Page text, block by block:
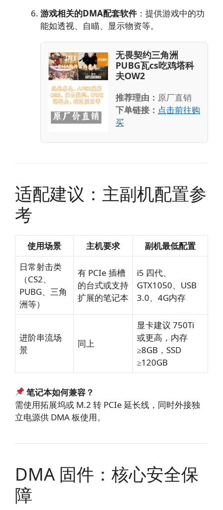
游戏相关的DMA配套软件 ：提供游戏中的功
能如透视、自瞄、显示物资等。
无畏契约三角洲
PUBG瓦cs吃鸡塔科
夫OW2
推荐理由： 原厂直销
下单链接： 点击前往购
买
适配建议：主副机配置参
考
使用场景 主机要求
副机最低配置
日常射击类
（CS2、
PUBG、三角
洲等）
有 PCIe 插槽
的台式或支持
扩展的笔记本
i5 四代、
GTX1050、USB
3.0、4G内存
进阶串流场
景
同上
显卡建议 750Ti
或更高，内存
≥8GB，SSD
≥120GB
笔记本如何兼容？
需使用拓展坞或 M.2 转 PCIe 延长线，同时外接独
立电源供 DMA 板使用。
DMA 固件：核心安全保
障